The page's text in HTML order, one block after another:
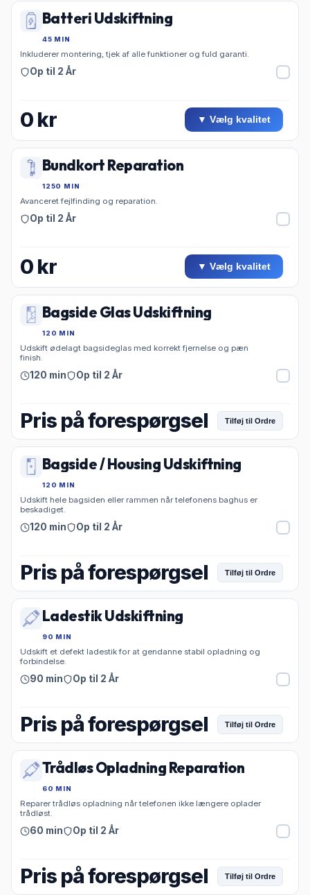
Batteri Udskiftning
45 MIN
Inkluderer montering, tjek af alle funktioner og fuld garanti.
Op til 2 År
0 kr ▼ Vælg kvalitet
Bundkort Reparation
1250 MIN
Avanceret fejlfinding og reparation.
Op til 2 År
0 kr ▼ Vælg kvalitet
Bagside Glas Udskiftning
120 MIN
Udskift ødelagt bagsideglas med korrekt fjernelse og pæn
finish.
120 min Op til 2 År
Pris på forespørgsel Tilføj til Ordre
Bagside / Housing Udskiftning
120 MIN
Udskift hele bagsiden eller rammen når telefonens baghus er
beskadiget.
120 min Op til 2 År
Pris på forespørgsel Tilføj til Ordre
Ladestik Udskiftning
90 MIN
Udskift et defekt ladestik for at gendanne stabil opladning og
forbindelse.
90 min Op til 2 År
Pris på forespørgsel Tilføj til Ordre
Trådløs Opladning Reparation
60 MIN
Reparer trådløs opladning når telefonen ikke længere oplader
trådløst.
60 min Op til 2 År
Pris på forespørgsel Tilføj til Ordre